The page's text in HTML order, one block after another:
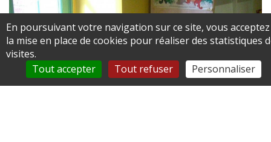
En poursuivant votre navigation sur ce site, vous acceptez
la mise en place de cookies pour réaliser des statistiques
visites.
Tout accepter
Tout refuser Personnaliser